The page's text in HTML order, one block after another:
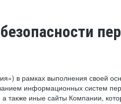
рамках выполнения своей
информационных систем
а также иные сайты Компании,